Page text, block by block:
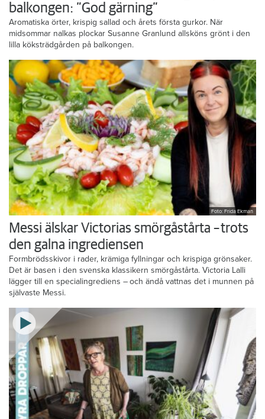
balkongen: ”God gärning”
Aromatiska örter, krispig sallad och årets första gurkor. När
midsommar nalkas plockar Susanne Granlund allsköns grönt i den
lilla köksträdgården på balkongen.
Foto: Frida Ekman
Messi älskar Victorias smörgåstårta – trots
den galna ingrediensen
Formbrödsskivor i rader, krämiga fyllningar och krispiga grönsaker.
Det är basen i den svenska klassikern smörgåstårta. Victoria Lalli
lägger till en specialingrediens – och ändå vattnas det i munnen på
självaste Messi.